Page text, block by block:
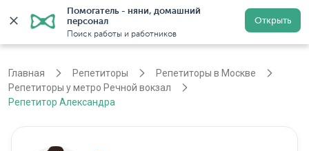
Помогатель - няни, домашний
персонал
Поиск работы и работников
Открыть
Регистрация
Главная Репетиторы
Репетиторы в Москве
Репетиторы у метро Речной вокзал
Репетитор Александра